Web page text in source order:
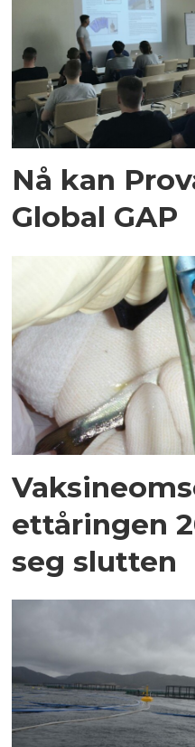
Nå kan
Global GAP
ettåringen
seg slutten